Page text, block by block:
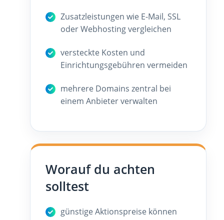
Zusatzleistungen wie E-Mail, SSL
oder Webhosting vergleichen
versteckte Kosten und
Einrichtungsgebühren vermeiden
mehrere Domains zentral bei
einem Anbieter verwalten
Worauf du achten
solltest
günstige Aktionspreise können